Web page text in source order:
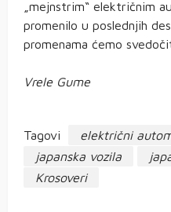
„mejnstrim“ električnim
promenilo u poslednjih
promenama ćemo
Vrele Gume
Tagovi električni
japanska vozila
Krosoveri